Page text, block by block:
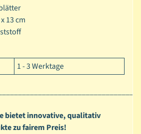
13 cm
1 - 3 Werktage
bietet innovative, qualitativ
zu fairem Preis!